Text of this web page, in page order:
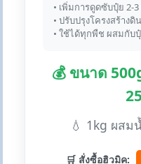
• เพิ่มการดูดซับปุ๋ย 2-3
• ปรับปรุงโครงสร้างดิน
• ใช้ได้ทุกพืช ผสมกับ
💰 ขนาด
💧 1kg ผสม
🛒 สั่งซื้อฮิวมิค: